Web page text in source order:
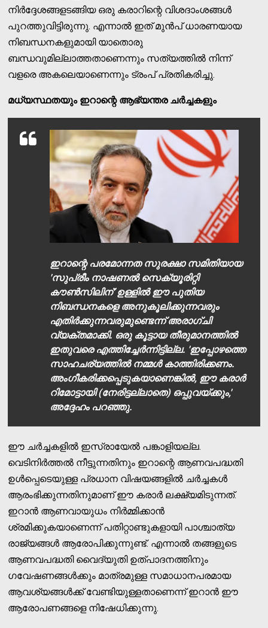
നിര്‍ദ്ദേശങ്ങളടങ്ങിയ ഒരു കരാറിന്റെ വിശദാംശങ്ങള്‍
പുറത്തുവിട്ടിരുന്നു. എന്നാല്‍ ഇത് മുന്‍പ് ധാരണയായ
നിബന്ധനകളുമായി യാതൊരു
ബന്ധവുമില്ലാത്തതാണെന്നും സത്യത്തില്‍ നിന്ന്
വളരെ അകലെയാണെന്നും ട്രംപ് പ്രതികരിച്ചു.
മധ്യസ്ഥതയും ഇറാന്റെ ആഭ്യന്തര ചര്‍ച്ചകളും
ഇറാന്റെ പരമോന്നത സുരക്ഷാ സമിതിയായ
'സുപ്രീം നാഷണല്‍ സെക്യൂരിറ്റി
കൗണ്‍സിലിന്' ഉള്ളില്‍ ഈ പുതിയ
നിബന്ധനകളെ അനുകൂലിക്കുന്നവരും
എതിര്‍ക്കുന്നവരുമുണ്ടെന്ന് അരാഗ്ചി
വ്യക്തമാക്കി. ഒരു കൂട്ടായ തീരുമാനത്തില്‍
ഇതുവരെ എത്തിച്ചേര്‍ന്നിട്ടില്ല. 'ഇപ്പോഴത്തെ
സാഹചര്യത്തില്‍ നമ്മള്‍ കാത്തിരിക്കണം.
അംഗീകരിക്കപ്പെടുകയാണെങ്കില്‍, ഈ കരാര്‍
റിമോട്ടായി (നേരിട്ടല്ലാതെ) ഒപ്പുവയ്ക്കും,'
അദ്ദേഹം പറഞ്ഞു.
ഈ ചര്‍ച്ചകളില്‍ ഇസ്രായേല്‍ പങ്കാളിയല്ല.
വെടിനിര്‍ത്തല്‍ നീട്ടുന്നതിനും ഇറാന്റെ ആണവപദ്ധതി
ഉള്‍പ്പെടെയുള്ള പ്രധാന വിഷയങ്ങളില്‍ ചര്‍ച്ചകള്‍
ആരംഭിക്കുന്നതിനുമാണ് ഈ കരാര്‍ ലക്ഷ്യമിടുന്നത്.
ഇറാന്‍ ആണവായുധം നിര്‍മ്മിക്കാന്‍
ശ്രമിക്കുകയാണെന്ന് പതിറ്റാണ്ടുകളായി പാശ്ചാത്യ
രാജ്യങ്ങള്‍ ആരോപിക്കുന്നുണ്ട്. എന്നാല്‍ തങ്ങളുടെ
ആണവപദ്ധതി വൈദ്യുതി ഉത്പാദനത്തിനും
ഗവേഷണങ്ങള്‍ക്കും മാത്രമുള്ള സമാധാനപരമായ
ആവശ്യങ്ങള്‍ക്ക് വേണ്ടിയുള്ളതാണെന്ന് ഇറാന്‍ ഈ
ആരോപണങ്ങളെ നിഷേധിക്കുന്നു.